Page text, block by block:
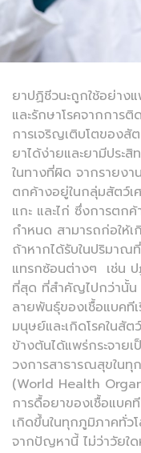
ยาปฏิชีวนะถูกใช้อย่าง
และรักษาโรคจากการ
การเจริญเติบโตของสั
ยาได้ง่ายและยามีประ
ในทางที่ผิด จากรายง
ตกค้างอยู่ในกลุ่มสัตว์เ
แกะ และไก่ ซึ่งการตก
กำหนด สามารถก่อให้
ถ้าหากได้รับในปริมาณที่
แทรกซ้อนต่างๆ เช่น ป
ที่สุด ที่สำคัญไปกว่านั้น
ลายพันธุ์ของเชื้อแบคที
มนุษย์และเกิดโรคในสั
ข้างต้นได้แพร่กระจาย
วงการสาธารณสุขในทุ
(World Health
การดื้อยาของเชื้อแบ
เกิดขึ้นในทุกภูมิภาคทั่ว
จากปัญหานี้ ไม่ว่าวัยใด